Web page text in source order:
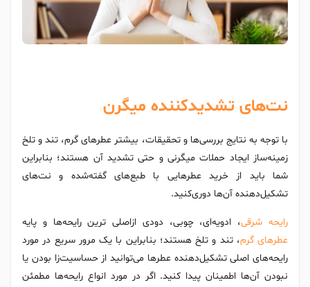
نت‌های تشدیدکننده میگرن
با توجه به نتایج بررسی‌ها و تحقیقات، بیشتر عطرهای گرم، تند و تلخ
زمینه‌ساز ایجاد حملات میگرنی و حتی تشدید آن هستند؛ بنابراین
شما باید از خرید عطرهایی با طبع‌های گفته‌شده و نت‌های
تشکیل‌دهنده آن‌ها دوری‌کنید.
رایحه شرقی، ادویه‌ای، چوبی، دودی ازاصلی ترین رایحه‌ها و پایه
عطرهای گرم، تند و تلخ هستند؛ بنابراین با یک مرور سریع در مورد
رایحه‌های اصلی تشکیل‌دهنده عطرها می‌توانید از حساسیت‌زا بودن یا
نبودن آن‌ها اطمینان پیدا کنید. اگر در مورد انواع رایحه‌ها مطمئن